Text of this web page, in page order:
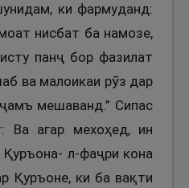
ки фармуданд:
нисбат ба намозе,
панҷ бор фазилат
ва малоикаи рӯз дар
мешаванд.” Сипас
Ва агар мехоҳед, ин
л-фаҷри кона
Қуръоне, ки ба вақти